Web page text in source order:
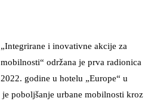
i inovativne akcije za
održana je prva radionica
godine u hotelu „Europe“ u
poboljšanje urbane mobilnosti kroz